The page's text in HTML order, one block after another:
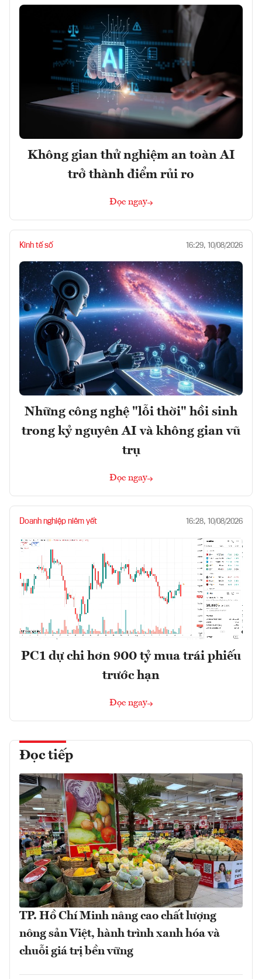
Không gian thử nghiệm an toàn AI
trở thành điểm rủi ro
Đọc ngay
Kinh tế số 16:29, 10/08/2026
Những công nghệ "lỗi thời" hồi sinh
trong kỷ nguyên AI và không gian vũ
trụ
Đọc ngay
Doanh nghiệp niêm yết 16:28, 10/08/2026
PC1 dự chi hơn 900 tỷ mua trái phiếu
trước hạn
Đọc ngay
Đọc tiếp
TP. Hồ Chí Minh nâng cao chất lượng
nông sản Việt, hành trình xanh hóa và
chuỗi giá trị bền vững